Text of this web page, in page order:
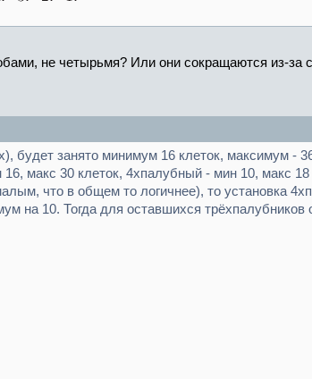
не четырьмя? Или они сокращаются из-за
будет занято минимум 16 клеток, максимум -
макс 30 клеток, 4хпалубный - мин 10, макс 18
что в общем то логичнее), то установка
на 10. Тогда для оставшихся трёхпалубников